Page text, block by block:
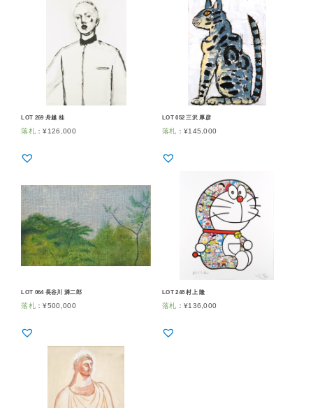
LOT 269 舟越 桂
落札 ：¥126,000
LOT 052 三沢 厚彦
落札 ： ¥145,000
LOT 064 長谷川 潾二郎
落札 ：¥500,000
LOT 248 村上 隆
落札 ： ¥136,000